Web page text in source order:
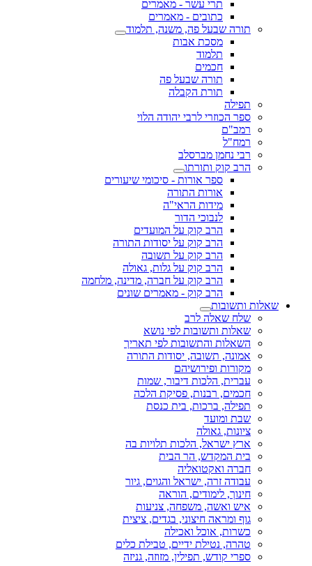
תרי עשר - מאמרים
כתובים - מאמרים
תורה שבעל פה, משנה, תלמוד
מסכת אבות
תלמוד
חכמים
תורה שבעל פה
תורת הקבלה
תפילה
ספר הכוזרי לרבי יהודה הלוי
רמב"ם
רמח"ל
רבי נחמן מברסלב
הרב קוק ותורתו
ספר אורות - סיכומי שיעורים
אורות התורה
מידות הראי"ה
לנבוכי הדור
הרב קוק על המועדים
הרב קוק על יסודות התורה
הרב קוק על תשובה
הרב קוק על גלות, גאולה
הרב קוק על חברה, מדינה, מלחמה
הרב קוק - מאמרים שונים
שאלות ותשובות
שלח שאלה לרב
שאלות ותשובות לפי נושא
השאלות והתשובות לפי תאריך
אמונה, תשובה, יסודות התורה
מקורות ופירושיהם
עברית, הלכות דיבור, שמות
חכמים, רבנות, פסיקת הלכה
תפילה, ברכות, בית כנסת
שבת ומועד
ציונות, גאולה
ארץ ישראל, הלכות תלויות בה
בית המקדש, הר הבית
חברה ואקטואליה
עבודה זרה, ישראל והגוים, גיור
חינוך, לימודים, הוראה
איש ואשה, משפחה, צניעות
גוף ומראה חיצוני, בגדים, ציצית
כשרות, אוכל ואכילה
טהרה, נטילת ידיים, טבילת כלים
ספרי קודש, תפילין, מזוזה, גניזה